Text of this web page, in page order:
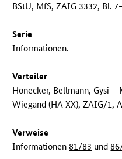
BStU, MfS,ZAIG 3332, Bl.
Serie
Informationen.
Verteiler
Honecker, Bellmann, Gysi –
Wiegand (HA XX),ZAIG/1,
Verweise
Informationen81/83 und